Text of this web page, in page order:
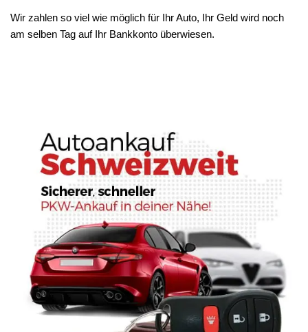
Wir zahlen so viel wie möglich für Ihr Auto, Ihr Geld wird noch
am selben Tag auf Ihr Bankkonto überwiesen.